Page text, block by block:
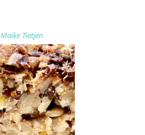
Maike Tietjen